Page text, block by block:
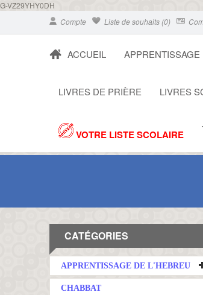
G-VZ29YHY0DH
Compte
Liste de souhaits (0)
ACCUEIL
LIVRES DE PRIÈRE LIVRES
VOTRE LISTE SCOLAIRE
CATÉGORIES
APPRENTISSAGE DE L'HEBREU
CHABBAT